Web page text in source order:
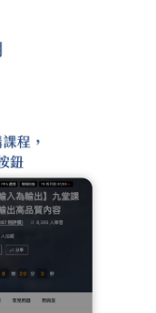
2選擇方案，